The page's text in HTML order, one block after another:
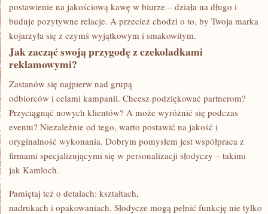
postawienie na jakościową kawę w biurze – działa na długo i
buduje pozytywne relacje. A przecież chodzi o to, by Twoja marka
kojarzyła się z czymś wyjątkowym i smakowitym.
Jak zacząć swoją przygodę z czekoladkami
reklamowymi?
Zastanów się najpierw nad grupą
odbiorców i celami kampanii. Chcesz podziękować partnerom?
Przyciągnąć nowych klientów? A może wyróżnić się podczas
eventu? Niezależnie od tego, warto postawić na jakość i
oryginalność wykonania. Dobrym pomysłem jest współpraca z
firmami specjalizującymi się w personalizacji słodyczy – takimi
jak Kamloch.
Pamiętaj też o detalach: kształtach,
nadrukach i opakowaniach. Słodycze mogą pełnić funkcję nie tylko